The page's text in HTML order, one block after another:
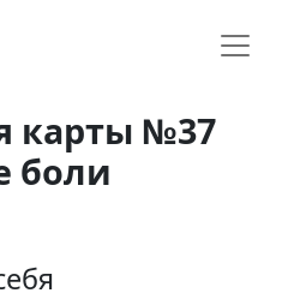
карты №37
боли